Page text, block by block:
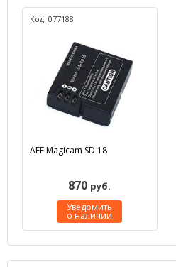
Код: 077188
AEE Magicam SD 18
870 руб.
Уведомить
о наличии